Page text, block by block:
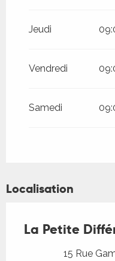
Jeudi
Vendredi
Samedi
Localisation
La Petite
15 Rue